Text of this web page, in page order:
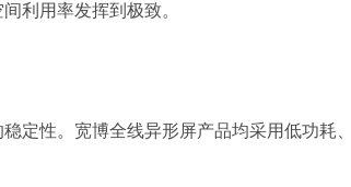
利用率发挥到极致。
定性。宽博全线异形屏产品均采用低功耗